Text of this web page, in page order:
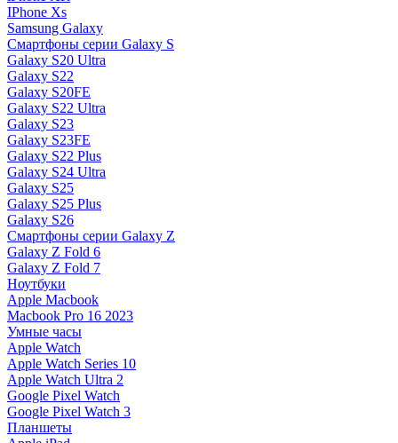
IPhone Xs
Samsung Galaxy
Смартфоны серии Galaxy S
Galaxy S20 Ultra
Galaxy S22
Galaxy S20FE
Galaxy S22 Ultra
Galaxy S23
Galaxy S23FE
Galaxy S22 Plus
Galaxy S24 Ultra
Galaxy S25
Galaxy S25 Plus
Galaxy S26
Смартфоны серии Galaxy Z
Galaxy Z Fold 6
Galaxy Z Fold 7
Ноутбуки
Apple Macbook
Macbook Pro 16 2023
Умные часы
Apple Watch
Apple Watch Series 10
Apple Watch Ultra 2
Google Pixel Watch
Google Pixel Watch 3
Планшеты